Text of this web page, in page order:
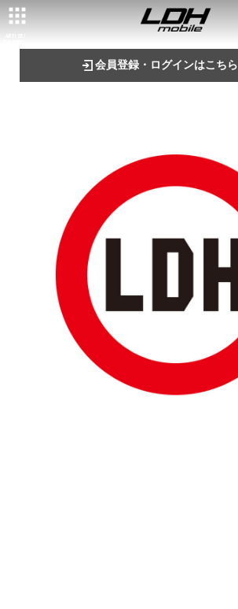
会員登録・ログインはこちら